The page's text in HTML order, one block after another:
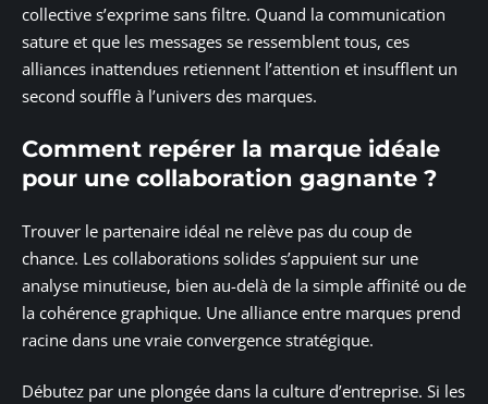
collective s’exprime sans filtre. Quand la communication
sature et que les messages se ressemblent tous, ces
alliances inattendues retiennent l’attention et insufflent un
second souffle à l’univers des marques.
Comment repérer la marque idéale
pour une collaboration gagnante ?
Trouver le partenaire idéal ne relève pas du coup de
chance. Les collaborations solides s’appuient sur une
analyse minutieuse, bien au-delà de la simple affinité ou de
la cohérence graphique. Une alliance entre marques prend
racine dans une vraie convergence stratégique.
Débutez par une plongée dans la culture d’entreprise. Si les